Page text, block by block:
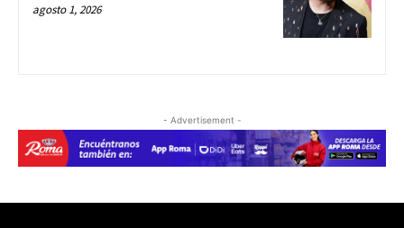
agosto 1, 2026
- Advertisement -